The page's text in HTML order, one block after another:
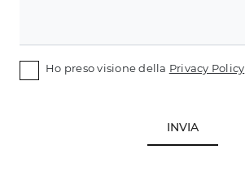
Ho preso visione della Privacy Policy
INVIA